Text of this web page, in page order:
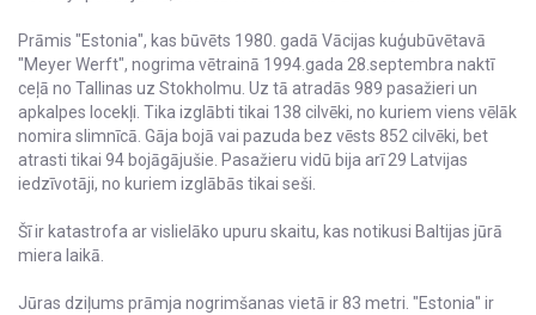
Prāmis "Estonia", kas būvēts 1980. gadā Vācijas kuģubūvētavā
"Meyer Werft", nogrima vētrainā 1994.gada 28.septembra naktī
ceļā no Tallinas uz Stokholmu. Uz tā atradās 989 pasažieri un
apkalpes locekļi. Tika izglābti tikai 138 cilvēki, no kuriem viens vēlāk
nomira slimnīcā. Gāja bojā vai pazuda bez vēsts 852 cilvēki, bet
atrasti tikai 94 bojāgājušie. Pasažieru vidū bija arī 29 Latvijas
iedzīvotāji, no kuriem izglābās tikai seši.
Šī ir katastrofa ar vislielāko upuru skaitu, kas notikusi Baltijas jūrā
miera laikā.
Jūras dziļums prāmja nogrimšanas vietā ir 83 metri. "Estonia" ir